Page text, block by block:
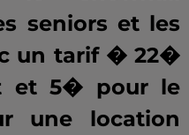
seniors et les
un tarif � 22�
et 5� pour le
une location